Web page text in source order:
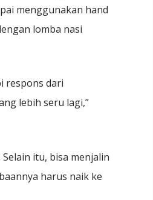
menggunakan hand
lomba nasi
respons dari
lebih seru lagi,”
itu, bisa menjalin
harus naik ke